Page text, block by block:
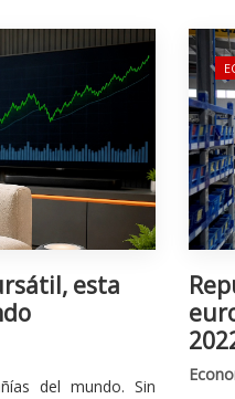
esta
del mundo. Sin